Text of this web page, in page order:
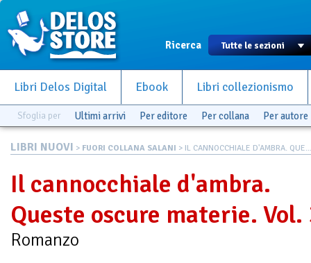
Ricerca
Libri Delos Digital Ebook Libri collezionismo
Sfoglia per Ultimi arrivi Per editore Per collana Per autore
LIBRI NUOVI > FUORI COLLANA SALANI > IL CANNOCCHIALE D'AMBRA. QUE...
Il cannocchiale d'ambra.
Queste oscure materie. Vol.
Romanzo